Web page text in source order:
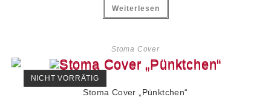
Weiterlesen
Stoma Cover
NICHT VORRÄTIG
Stoma Cover „Pünktchen“